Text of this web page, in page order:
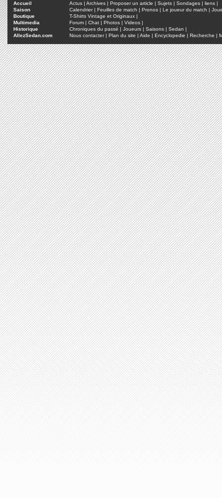
Accueil Actus | Archives | Proposer un article | Sujets | Sondages | liens |
Saison
Calendrier| Feuilles de match | Pronos | Le joueur du match |
Boutique
T-Shirts Vintage et Originaux |
Multimedia
Forum | Chat | Photos | Videos |
Historique
Chroniques du passé | Joueurs | Saisons | Sedan |
AllezSedan.com
Nous contacter| Plan du site | Aide | Encyclopedie | Recherche |